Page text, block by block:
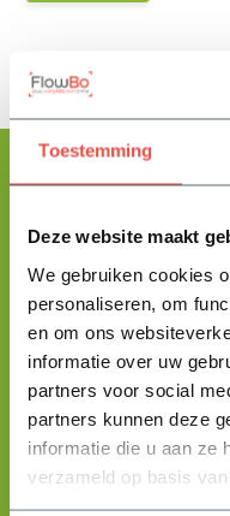
Toestemming
Deze website maakt
We gebruiken cookies
personaliseren, om
en om ons
informatie over uw
partners voor social
partners kunnen deze
informatie die u aan ze
verzameld op basis
met
Stuur mij een berichtje en
en vertel je alles wat je
Help mij kiezen